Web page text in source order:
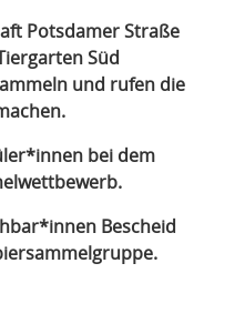
Potsdamer Straße
Süd
und rufen die
bei dem
Bescheid